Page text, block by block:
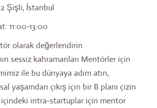
Şişli, İstanbul
11:00-13:00
olarak değerlendirin
sessiz kahramanları Mentörler için
ile bu dünyaya adım atın,
yaşamdan çıkış için bir B planı çizin
içindeki intra-startuplar için mentor